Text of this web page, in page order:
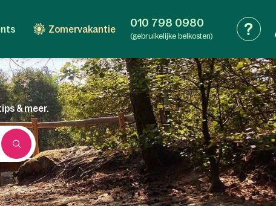
Zomervakantie 010 798 0980
(gebruikelijke belkosten)
& meer.